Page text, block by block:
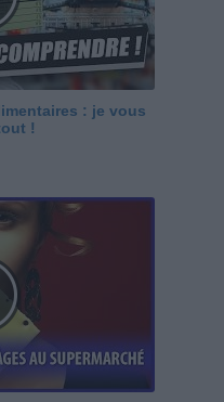
: je vous
!